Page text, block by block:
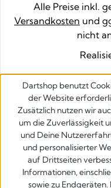
Alle Preise inkl.
Versandkosten und
nicht
Dartshop benutzt
der Website
Zusätzlich nutzen wir
um die Zuverlässigkeit
und Deine
und personalisierter
auf Drittseiten
Informationen,
sowie zu